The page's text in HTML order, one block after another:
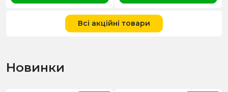
Всі акційні товари
Новинки